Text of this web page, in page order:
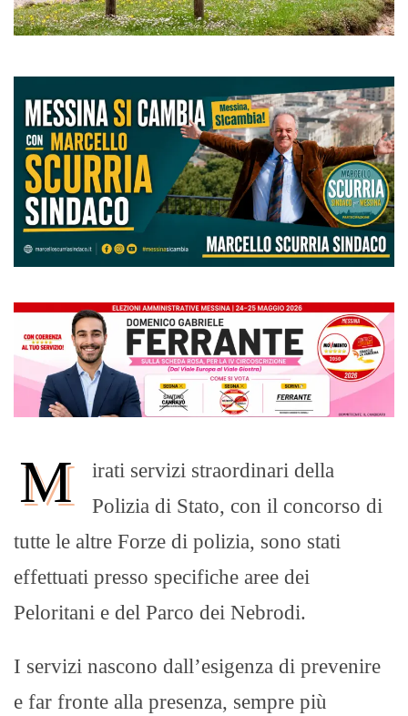
M
irati servizi straordinari della
Polizia di Stato, con il concorso di
tutte le altre Forze di polizia, sono stati
effettuati presso specifiche aree dei
Peloritani e del Parco dei Nebrodi.
I servizi nascono dall’esigenza di prevenire
e far fronte alla presenza, sempre più